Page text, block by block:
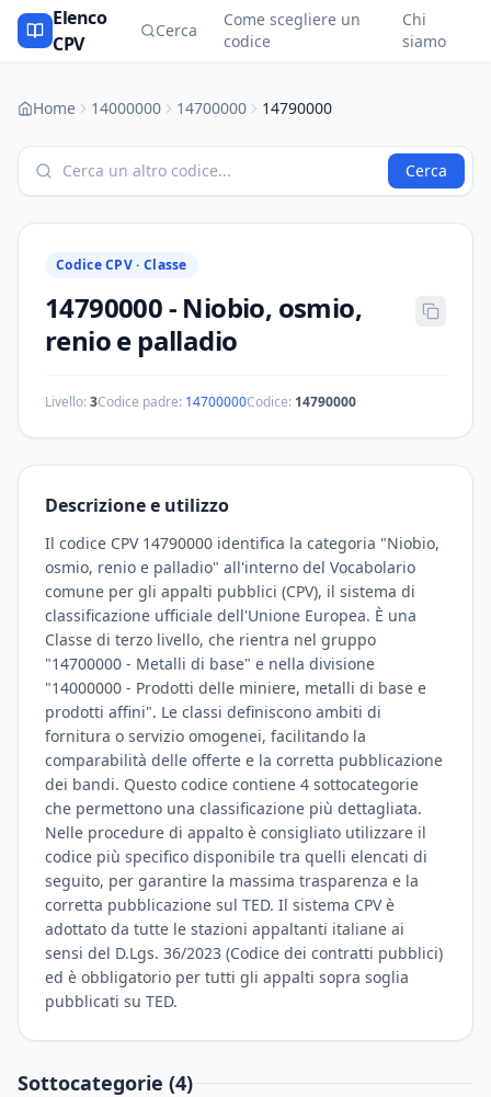
Elenco
CPV
Cerca
Come scegliere un
codice
Chi
siamo
Home 14000000 14700000 14790000
Cerca
Codice CPV · Classe
14790000- Niobio, osmio,
renio e palladio
Livello:3Codice padre: 14700000Codice: 14790000
Descrizione e utilizzo
Il codice CPV 14790000 identifica la categoria "Niobio,
osmio, renio e palladio" all'interno del Vocabolario
comune per gli appalti pubblici (CPV), il sistema di
classificazione ufficiale dell'Unione Europea. È una
Classe di terzo livello, che rientra nel gruppo
"14700000 - Metalli di base" e nella divisione
"14000000 - Prodotti delle miniere, metalli di base e
prodotti affini". Le classi definiscono ambiti di
fornitura o servizio omogenei, facilitando la
comparabilità delle offerte e la corretta pubblicazione
dei bandi. Questo codice contiene 4 sottocategorie
che permettono una classificazione più dettagliata.
Nelle procedure di appalto è consigliato utilizzare il
codice più specifico disponibile tra quelli elencati di
seguito, per garantire la massima trasparenza e la
corretta pubblicazione sul TED. Il sistema CPV è
adottato da tutte le stazioni appaltanti italiane ai
sensi del D.Lgs. 36/2023 (Codice dei contratti pubblici)
ed è obbligatorio per tutti gli appalti sopra soglia
pubblicati su TED.
Sottocategorie (4)